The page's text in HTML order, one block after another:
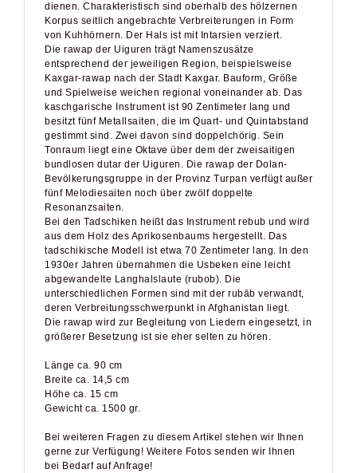
dienen. Charakteristisch sind oberhalb des hölzernen
Korpus seitlich angebrachte Verbreiterungen in Form
von Kuhhörnern. Der Hals ist mit Intarsien verziert.
Die rawap der Uiguren trägt Namenszusätze
entsprechend der jeweiligen Region, beispielsweise
Kaxgar-rawap nach der Stadt Kaxgar. Bauform, Größe
und Spielweise weichen regional voneinander ab. Das
kaschgarische Instrument ist 90 Zentimeter lang und
besitzt fünf Metallsaiten, die im Quart- und Quintabstand
gestimmt sind. Zwei davon sind doppelchörig. Sein
Tonraum liegt eine Oktave über dem der zweisaitigen
bundlosen dutar der Uiguren. Die rawap der Dolan-
Bevölkerungsgruppe in der Provinz Turpan verfügt außer
fünf Melodiesaiten noch über zwölf doppelte
Resonanzsaiten.
Bei den Tadschiken heißt das Instrument rebub und wird
aus dem Holz des Aprikosenbaums hergestellt. Das
tadschikische Modell ist etwa 70 Zentimeter lang. In den
1930er Jahren übernahmen die Usbeken eine leicht
abgewandelte Langhalslaute (rubob). Die
unterschiedlichen Formen sind mit der rubāb verwandt,
deren Verbreitungsschwerpunkt in Afghanistan liegt.
Die rawap wird zur Begleitung von Liedern eingesetzt, in
größerer Besetzung ist sie eher selten zu hören.
Länge ca. 90 cm
Breite ca. 14,5 cm
Höhe ca. 15 cm
Gewicht ca. 1500 gr.
Bei weiteren Fragen zu diesem Artikel stehen wir Ihnen
gerne zur Verfügung! Weitere Fotos senden wir Ihnen
bei Bedarf auf Anfrage!